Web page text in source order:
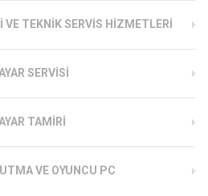
VE TEKNIK SERVIS HIZMETLERI
SERVISI
TAMIRI
VE OYUNCU PC